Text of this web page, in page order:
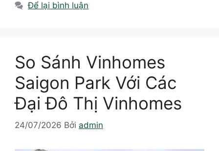
Để lại bình luận
So Sánh Vinhomes
Saigon Park Với Các
Đại Đô Thị Vinhomes
24/07/2026 Bởi admin